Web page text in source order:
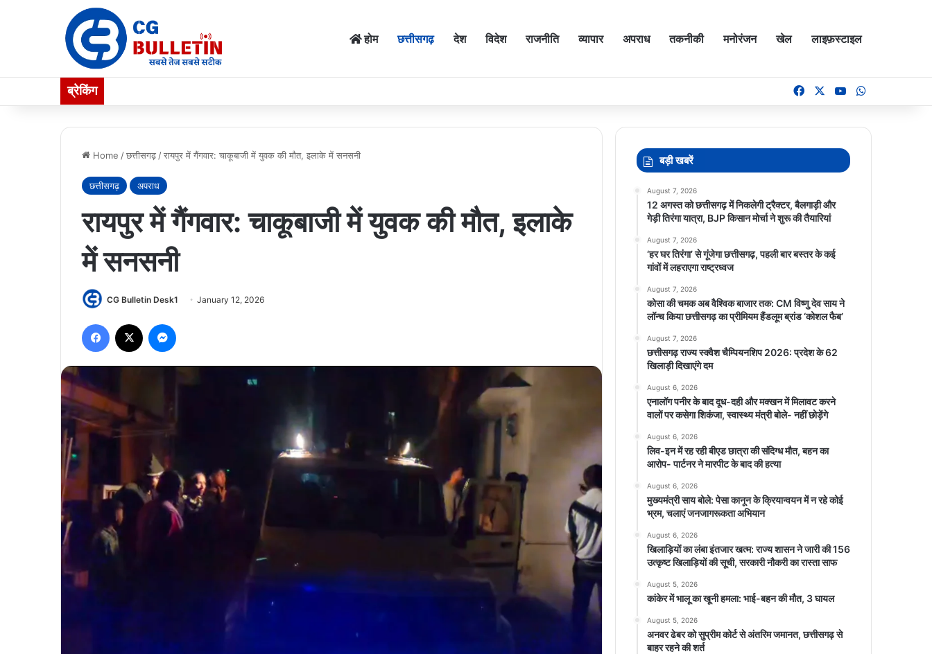
होम छत्तीसगढ़ देश विदेश राजनीति व्यापार अपराध तकनीकी मनोरंजन खेल लाइफ़स्टाइल
ब्रेकिंग FacebookYouTube
Home /छत्तीसगढ़ /रायपुर में गैंगवार: चाकूबाजी में युवक की मौत, इलाके में सनसनी
छत्तीसगढ़ अपराध
रायपुर में गैंगवार: चाकूबाजी में युवक की मौत, इलाके
में सनसनी
CG Bulletin Desk1 January 12, 2026
Facebook
बड़ी खबरें
August 7, 2026
12 अगस्त को छत्तीसगढ़ में निकलेगी ट्रैक्टर, बैलगाड़ी और
गेड़ी तिरंगा यात्रा, BJP किसान मोर्चा ने शुरू की तैयारियां
August 7, 2026
‘हर घर तिरंगा’ से गूंजेगा छत्तीसगढ़, पहली बार बस्तर के कई
गांवों में लहराएगा राष्ट्रध्वज
August 7, 2026
कोसा की चमक अब वैश्विक बाजार तक: CM विष्णु देव साय ने
लॉन्च किया छत्तीसगढ़ का प्रीमियम हैंडलूम ब्रांड ‘कोशल फैब’
August 7, 2026
छत्तीसगढ़ राज्य स्क्वैश चैम्पियनशिप 2026: प्रदेश के 62
खिलाड़ी दिखाएंगे दम
August 6, 2026
एनालॉग पनीर के बाद दूध-दही और मक्खन में मिलावट करने
वालों पर कसेगा शिकंजा, स्वास्थ्य मंत्री बोले- नहीं छोड़ेंगे
August 6, 2026
लिव-इन में रह रही बीएड छात्रा की संदिग्ध मौत, बहन का
आरोप- पार्टनर ने मारपीट के बाद की हत्या
August 6, 2026
मुख्यमंत्री साय बोले: पेसा कानून के क्रियान्वयन में न रहे कोई
भ्रम, चलाएं जनजागरूकता अभियान
August 6, 2026
खिलाड़ियों का लंबा इंतजार खत्म: राज्य शासन ने जारी की 156
उत्कृष्ट खिलाड़ियों की सूची, सरकारी नौकरी का रास्ता साफ
August 5, 2026
कांकेर में भालू का खूनी हमला: भाई-बहन की मौत, 3 घायल
August 5, 2026
अनवर ढेबर को सुप्रीम कोर्ट से अंतरिम जमानत, छत्तीसगढ़ से
बाहर रहने की शर्त